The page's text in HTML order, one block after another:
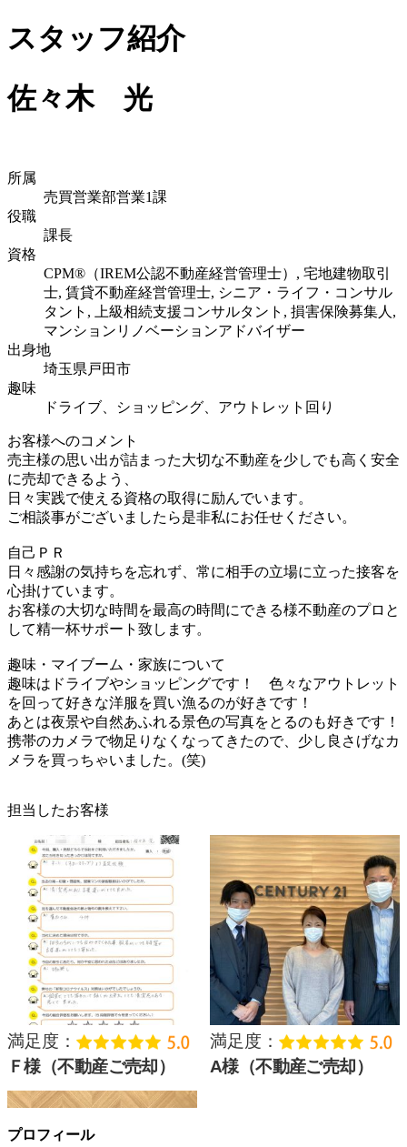
スタッフ紹介
佐々木 光
所属
売買営業部営業1課
役職
課長
資格
CPM®（IREM公認不動産経営管理士）, 宅地建物取引
士, 賃貸不動産経営管理士, シニア・ライフ・コンサル
タント, 上級相続支援コンサルタント, 損害保険募集人,
マンションリノベーションアドバイザー
出身地
埼玉県戸田市
趣味
ドライブ、ショッピング、アウトレット回り
お客様へのコメント
売主様の思い出が詰まった大切な不動産を少しでも高く安全
に売却できるよう、
日々実践で使える資格の取得に励んでいます。
ご相談事がございましたら是非私にお任せください。
自己ＰＲ
日々感謝の気持ちを忘れず、常に相手の立場に立った接客を
心掛けています。
お客様の大切な時間を最高の時間にできる様不動産のプロと
して精一杯サポート致します。
趣味・マイブーム・家族について
趣味はドライブやショッピングです！ 色々なアウトレット
を回って好きな洋服を買い漁るのが好きです！
あとは夜景や自然あふれる景色の写真をとるのも好きです！
携帯のカメラで物足りなくなってきたので、少し良さげなカ
メラを買っちゃいました。(笑)
担当したお客様
プロフィール